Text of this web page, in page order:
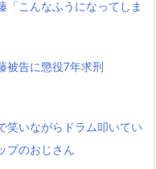
「こんなふうになってしま
被告に懲役7年求刑
笑いながらドラム叩いてい
プのおじさん